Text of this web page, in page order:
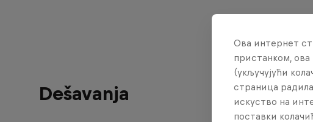
Dešavanja
Ова интернет
пристанком,
(укључујући
страница
искуство на
поставки